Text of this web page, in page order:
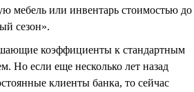
мебель или инвентарь стоимостью до
сезон».
коэффициенты к стандартным
Но если еще несколько лет назад
клиенты банка, то сейчас